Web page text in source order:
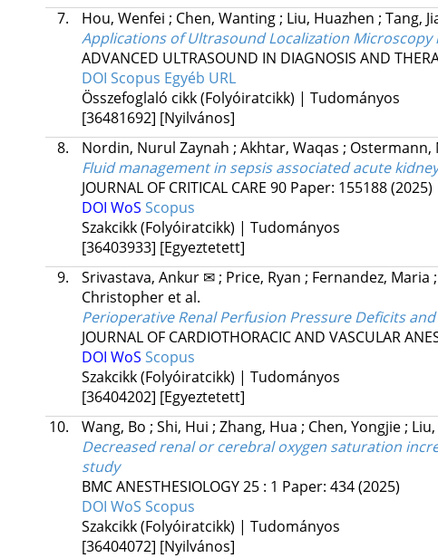
7.
Hou, Wenfei ; Chen, Wanting; Liu, Huazhen ; Tang,
Applications of Ultrasound Localization Microscopy
ADVANCED ULTRASOUND IN DIAGNOSIS AND
DOI Scopus Egyéb URL
Összefoglaló cikk (Folyóiratcikk) | Tudományos
[36481692] [Nyilvános]
8.
Nordin, Nurul Zaynah ; Akhtar, Waqas ; Ostermann,
Fluid management in sepsis associated acute
JOURNAL OF CRITICAL CARE 90 Paper: 155188(2025)
DOI WoS Scopus
Szakcikk (Folyóiratcikk) | Tudományos
[36403933] [Egyeztetett]
9.
Srivastava, Ankur ✉; Price, Ryan ; Fernandez, Maria ;
Christopher et al.
Perioperative Renal Perfusion Pressure Deficits
JOURNAL OF CARDIOTHORACIC AND VASCULAR
DOI WoS Scopus
Szakcikk (Folyóiratcikk) | Tudományos
[36404202] [Egyeztetett]
10.
Wang, Bo ; Shi, Hui ; Zhang, Hua ; Chen, Yongjie;
Decreased renal or cerebral oxygen saturation
study
BMC ANESTHESIOLOGY25: 1 Paper: 434(2025)
DOI WoS Scopus
Szakcikk (Folyóiratcikk) | Tudományos
[36404072] [Nyilvános]